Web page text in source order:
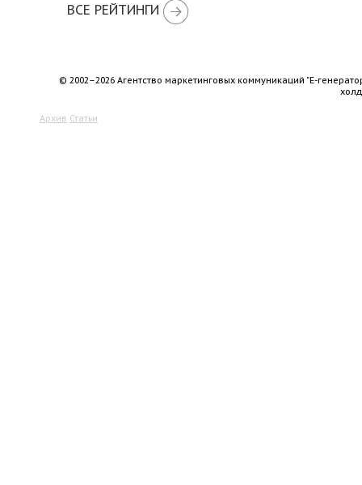
ВСЕ РЕЙТИНГИ
© 2002–2026 Агентство маркетинговых коммуникаций "Е-
Архив Статьи